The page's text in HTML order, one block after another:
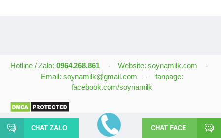
Hotline / Zalo: 0964.268.861- Website: soynamilk.com -
Email: soynamilk@gmail.com - fanpage:
facebook.com/soynamilk
CHAT FACE
CHAT ZALO